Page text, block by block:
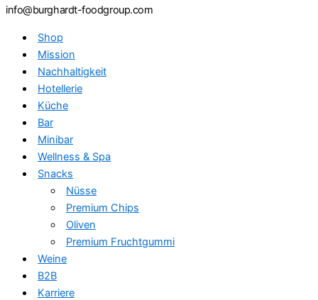
info@burghardt-foodgroup.com
Shop
Mission
Nachhaltigkeit
Hotellerie
Küche
Bar
Minibar
Wellness & Spa
Snacks
Nüsse
Premium Chips
Oliven
Premium Fruchtgummi
Weine
B2B
Karriere